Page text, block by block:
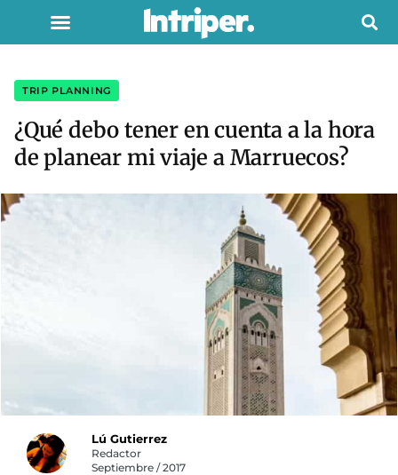
TRIP PLANNING
¿Qué debo tener en cuenta a la hora
de planear mi viaje a Marruecos?
Lú Gutierrez
Redactor
Septiembre / 2017